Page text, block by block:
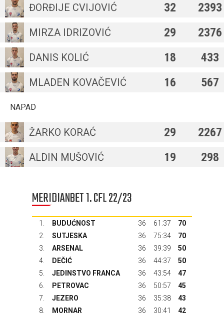
ĐORĐIJE CVIJOVIĆ 32 2393
MIRZA IDRIZOVIĆ 29 2376
DANIS KOLIĆ 18 433
MLADEN KOVAČEVIĆ 16 567
NAPAD
ŽARKO KORAĆ 29 2267
ALDIN MUŠOVIĆ 19 298
MERIDIANBET 1. CFL 22/23
1. BUDUĆNOST 36 61:37
70
2.
SUTJESKA 36 75:34
70
3.
ARSENAL 36 39:39
50
4.
DEČIĆ 36 44:37
50
5.
JEDINSTVO FRANCA 36 43:54
47
6.
PETROVAC 36 50:57
45
7.
JEZERO 36 35:38
43
8.
MORNAR 36 30:41
42